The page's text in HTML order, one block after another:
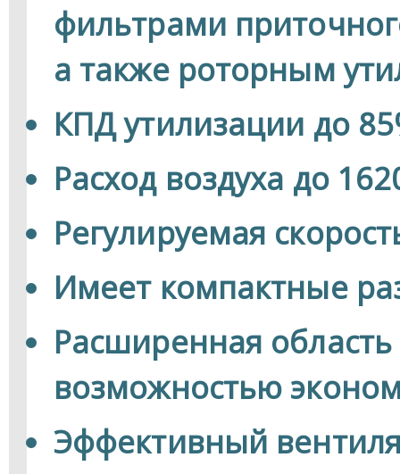
фильтрами
а также роторным
КПД утилизации до
Расход воздуха до
Регулируемая
Имеет компактные
Расширенная
возможностью
Эффективный